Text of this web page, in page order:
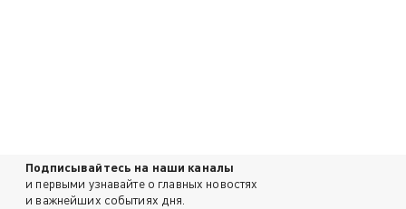
Подписывайтесь на наши каналы
и первыми узнавайте о главных новостях
и важнейших событиях дня.